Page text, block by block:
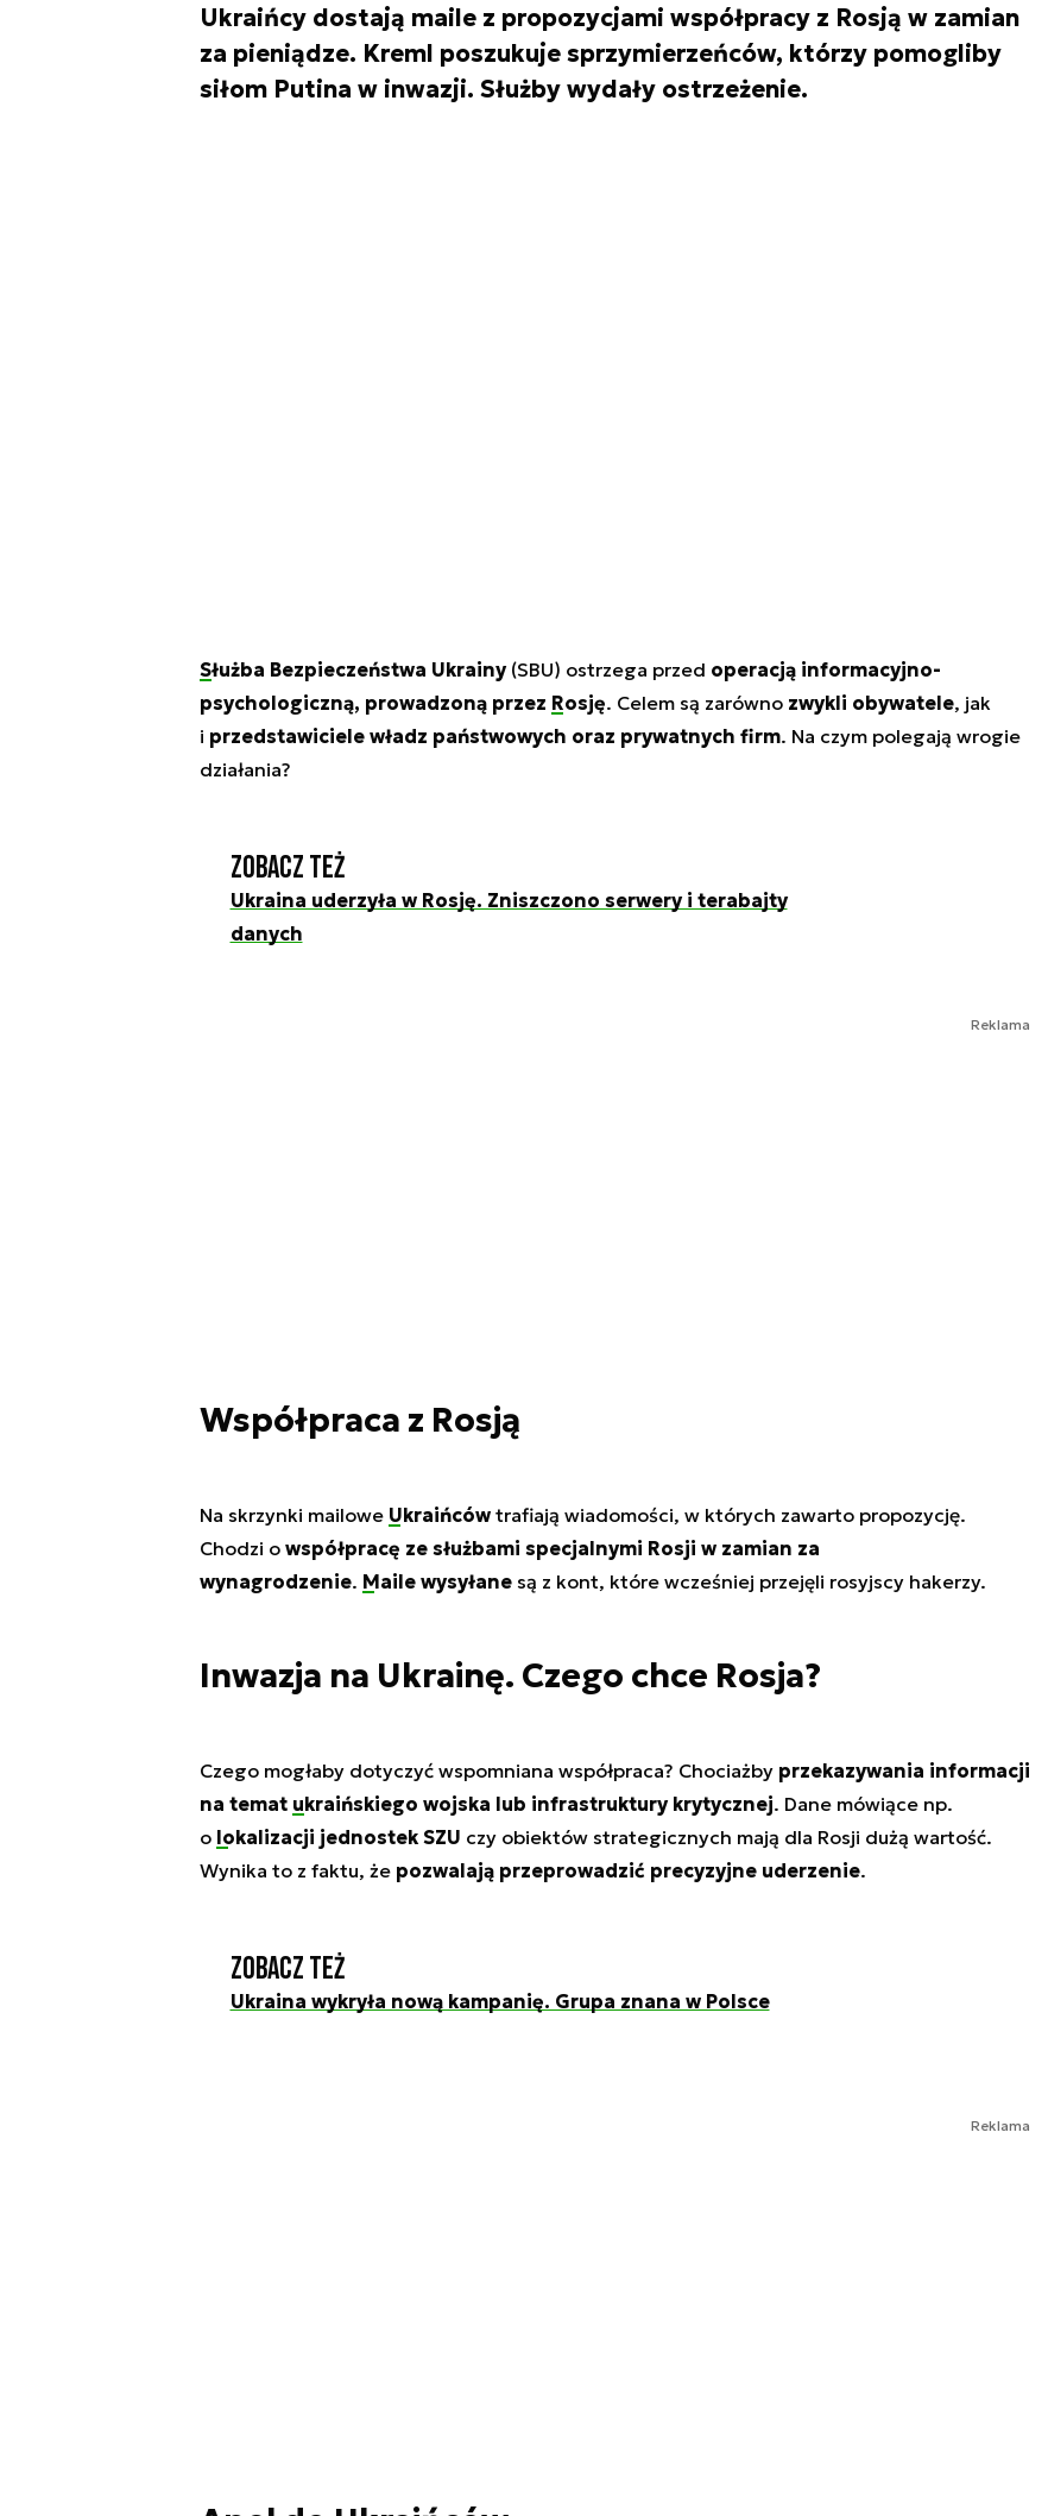
Ukraińcy dostają maile z propozycjami współpracy z Rosją w zamian
za pieniądze. Kreml poszukuje sprzymierzeńców, którzy pomogliby
siłom Putina w inwazji. Służby wydały ostrzeżenie.
Służba Bezpieczeństwa Ukrainy(SBU) ostrzega przed operacją informacyjno-
psychologiczną, prowadzoną przez Rosję. Celem są zarówno zwykli obywatele, jak
i przedstawiciele władz państwowych oraz prywatnych firm. Na czym polegają wrogie
działania?
Zobacz też
Ukraina uderzyła w Rosję. Zniszczono serwery i terabajty
danych
Reklama
Współpraca z Rosją
Na skrzynki mailowe Ukraińcówtrafiają wiadomości, w których zawarto propozycję.
Chodzi o współpracę ze służbami specjalnymi Rosji w zamian za
wynagrodzenie. Maile wysyłanesą z kont, które wcześniej przejęli rosyjscy hakerzy.
Inwazja na Ukrainę. Czego chce Rosja?
Czego mogłaby dotyczyć wspomniana współpraca? Chociażby przekazywania informacji
na temat ukraińskiego wojska lub infrastruktury krytycznej. Dane mówiące np.
o lokalizacji jednostek SZU czy obiektów strategicznych mają dla Rosji dużą wartość.
Wynika to z faktu, że pozwalają przeprowadzić precyzyjne uderzenie.
Zobacz też
Ukraina wykryła nową kampanię. Grupa znana w Polsce
Reklama